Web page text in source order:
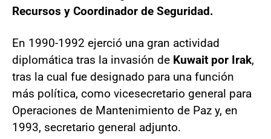
Recursos y Coordinador de Seguridad.
En 1990-1992 ejerció una gran actividad
diplomática tras la invasión de Kuwait por Irak,
tras la cual fue designado para una función
más política, como vicesecretario general para
Operaciones de Mantenimiento de Paz y, en
1993, secretario general adjunto.